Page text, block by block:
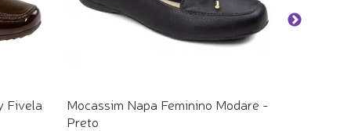
Fivela
Mocassim Napa Feminino Modare -
Preto